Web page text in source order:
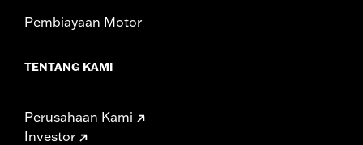
Pembiayaan Motor
TENTANG KAMI
Perusahaan Kami
Investor